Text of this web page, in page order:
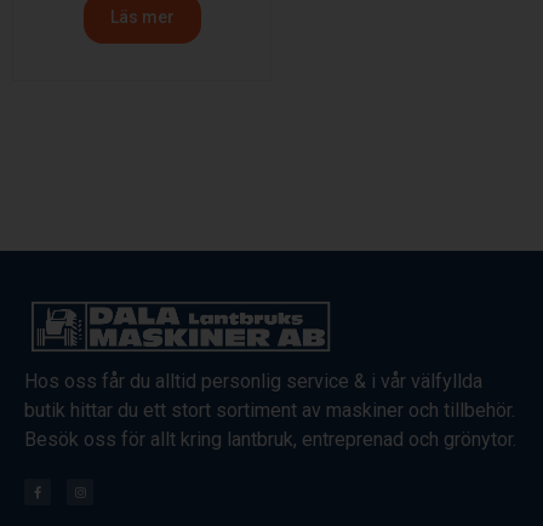
Läs mer
Hos oss får du alltid personlig service & i vår välfyllda
butik hittar du ett stort sortiment av maskiner och tillbehör.
Besök oss för allt kring lantbruk, entreprenad och grönytor.